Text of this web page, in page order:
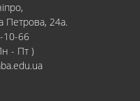
Петрова, 24а.
10-66
- Пт )